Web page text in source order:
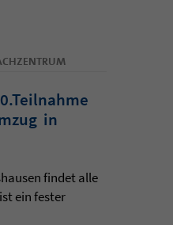
in
findet alle
ein fester